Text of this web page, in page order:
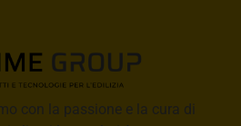
con la passione e la cura di